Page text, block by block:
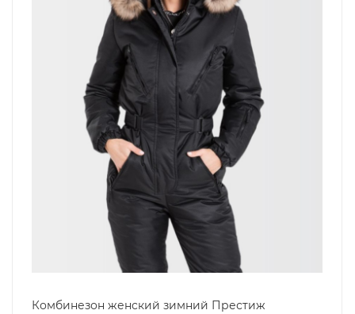
Комбинезон женский зимний Престиж